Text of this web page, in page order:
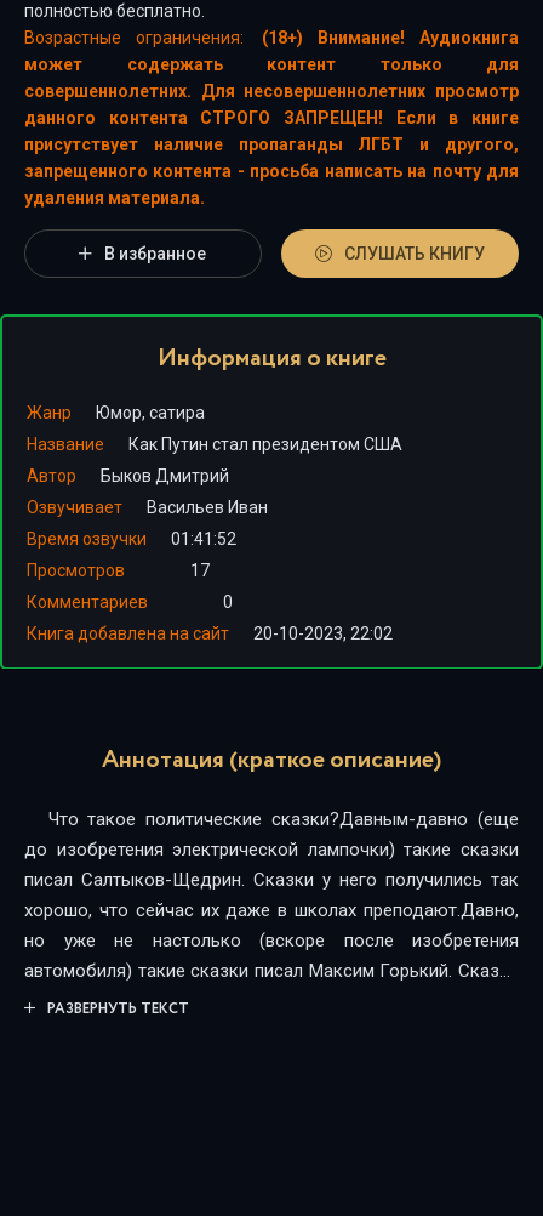
полностью бесплатно.
Возрастные ограничения:
(18+) Внимание! Аудиокнига
может содержать контент только для
совершеннолетних. Для несовершеннолетних просмотр
данного контента СТРОГО ЗАПРЕЩЕН! Если в книге
присутствует наличие пропаганды ЛГБТ и другого,
запрещенного контента - просьба написать на почту для
удаления материала.
В избранное СЛУШАТЬ КНИГУ
Информация о книге
Жанр
Юмор, сатира
Название
Как Путин стал президентом США
Автор
Быков Дмитрий
Озвучивает
Васильев Иван
Время озвучки
01:41:52
Просмотров
17
Комментариев
0
Книга добавлена на сайт
20-10-2023, 22:02
Аннотация (краткое описание)
Что такое политические сказки?Давным-давно (еще
до изобретения электрической лампочки) такие сказки
писал Салтыков-Щедрин. Сказки у него получились так
хорошо, что сейчас их даже в школах преподают.Давно,
но уже не настолько (вскоре после изобретения
автомобиля) такие сказки писал Максим Горький. Сказки
у него тоже получались хорошо, из-за чего через
РАЗВЕРНУТЬ ТЕКСТ